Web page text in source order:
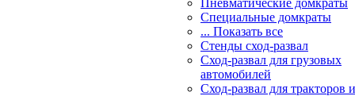
Пневматические домкраты
Специальные домкраты
... Показать все
Стенды сход-развал
Сход-развал для грузовых
автомобилей
Сход-развал для тракторов и